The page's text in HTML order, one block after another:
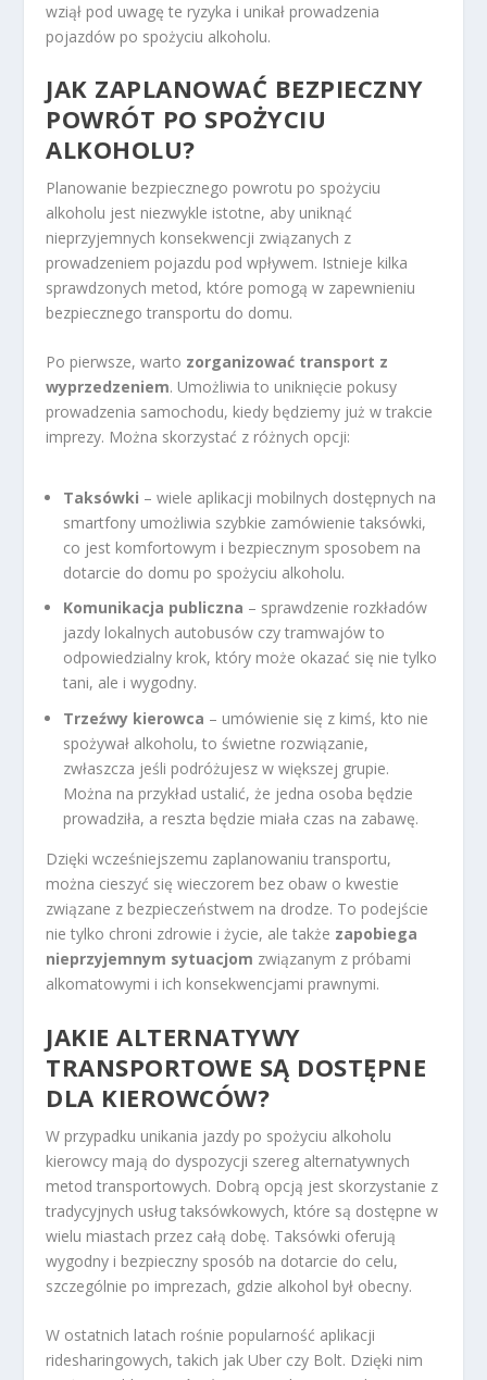
wziął pod uwagę te ryzyka i unikał prowadzenia
pojazdów po spożyciu alkoholu.
JAK ZAPLANOWAĆ BEZPIECZNY
POWRÓT PO SPOŻYCIU
ALKOHOLU?
Planowanie bezpiecznego powrotu po spożyciu
alkoholu jest niezwykle istotne, aby uniknąć
nieprzyjemnych konsekwencji związanych z
prowadzeniem pojazdu pod wpływem. Istnieje kilka
sprawdzonych metod, które pomogą w zapewnieniu
bezpiecznego transportu do domu.
Po pierwsze, warto zorganizować transport z
wyprzedzeniem. Umożliwia to uniknięcie pokusy
prowadzenia samochodu, kiedy będziemy już w trakcie
imprezy. Można skorzystać z różnych opcji:
Taksówki – wiele aplikacji mobilnych dostępnych na
smartfony umożliwia szybkie zamówienie taksówki,
co jest komfortowym i bezpiecznym sposobem na
dotarcie do domu po spożyciu alkoholu.
Komunikacja publiczna – sprawdzenie rozkładów
jazdy lokalnych autobusów czy tramwajów to
odpowiedzialny krok, który może okazać się nie tylko
tani, ale i wygodny.
Trzeźwy kierowca – umówienie się z kimś, kto nie
spożywał alkoholu, to świetne rozwiązanie,
zwłaszcza jeśli podróżujesz w większej grupie.
Można na przykład ustalić, że jedna osoba będzie
prowadziła, a reszta będzie miała czas na zabawę.
Dzięki wcześniejszemu zaplanowaniu transportu,
można cieszyć się wieczorem bez obaw o kwestie
związane z bezpieczeństwem na drodze. To podejście
nie tylko chroni zdrowie i życie, ale także zapobiega
nieprzyjemnym sytuacjom związanym z próbami
alkomatowymi i ich konsekwencjami prawnymi.
JAKIE ALTERNATYWY
TRANSPORTOWE SĄ DOSTĘPNE
DLA KIEROWCÓW?
W przypadku unikania jazdy po spożyciu alkoholu
kierowcy mają do dyspozycji szereg alternatywnych
metod transportowych. Dobrą opcją jest skorzystanie z
tradycyjnych usług taksówkowych, które są dostępne w
wielu miastach przez całą dobę. Taksówki oferują
wygodny i bezpieczny sposób na dotarcie do celu,
szczególnie po imprezach, gdzie alkohol był obecny.
W ostatnich latach rośnie popularność aplikacji
ridesharingowych, takich jak Uber czy Bolt. Dzięki nim